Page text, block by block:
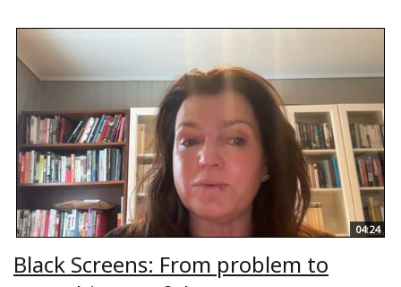
04:24
Black Screens: From problem to